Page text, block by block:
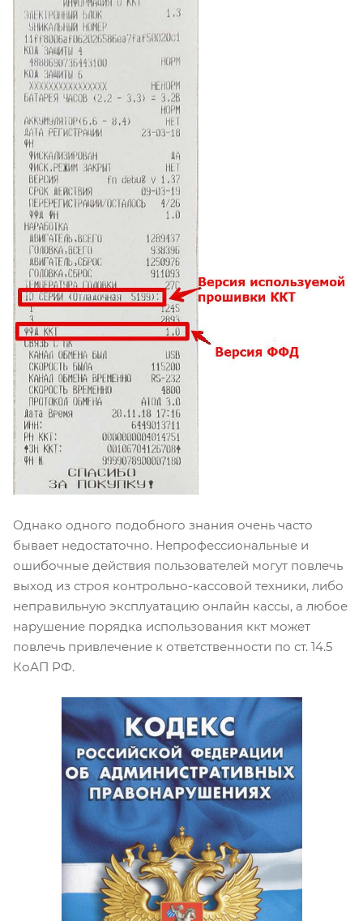
Однако одного подобного знания очень часто
бывает недостаточно. Непрофессиональные и
ошибочные действия пользователей могут повлечь
выход из строя контрольно-кассовой техники, либо
неправильную эксплуатацию онлайн кассы, а любое
нарушение порядка использования ккт может
повлечь привлечение к ответственности по ст. 14.5
КоАП РФ.